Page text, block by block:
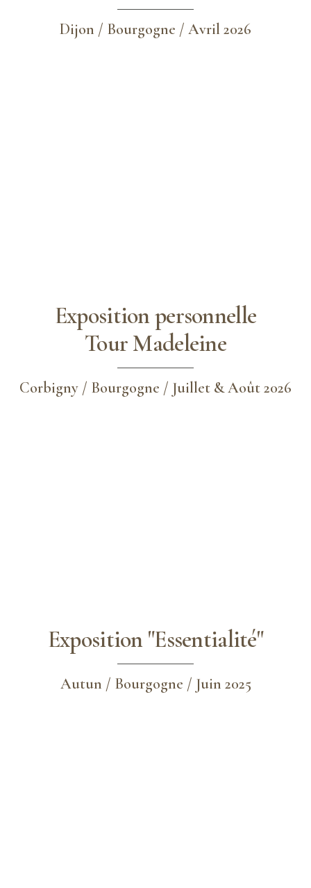
Dijon / Bourgogne / Avril 2026
Exposition personnelle
Tour Madeleine
Corbigny / Bourgogne / Juillet & Août 2026
Exposition "Essentialité"
Autun / Bourgogne / Juin 2025